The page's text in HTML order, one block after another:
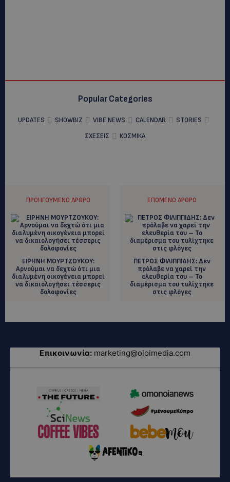
Popular Categories
UPDATES SHOWBIZ VIBE NEWS CALENDAR
STORIES
ΣΧΕΣΕΙΣ
ΚΟΣΜΙΚΑ
ΠΡΟΗΓΟΎΜΕΝΟ ΆΡΘΡΟ
ΕΙΡΗΝΗ ΜΟΥΡΤΖΟΥΚΟΥ:
Αρνούμαι να δεχτώ ότι μια
διαλυμένη οικογένεια μπορεί
να δικαιολογήσει τέσσερις
δολοφονίες
ΕΠΌΜΕΝΟ ΆΡΘΡΟ
ΠΕΤΡΟΣ ΦΙΛΙΠΠΙΔΗΣ: Δεν
πρόλαβε να χαρεί την
ελευθερία του – Το
διαμέρισμα του τυλίχτηκε
στις φλόγες
Επικοινωνία: marketing@oloimedia.com